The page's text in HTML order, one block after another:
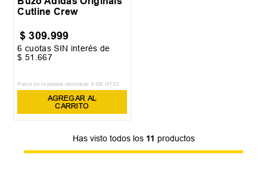
Cutline Crew
$ 309.999
6 cuotas SIN interés de
$ 51 .667
Precio sin impuestos nacionales: $ 256 .197,52
AGREGAR AL
CARRITO
Has visto todos los 11 productos